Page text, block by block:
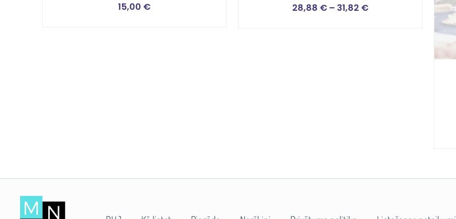
15,00 € 28,88 € – 31,82 €